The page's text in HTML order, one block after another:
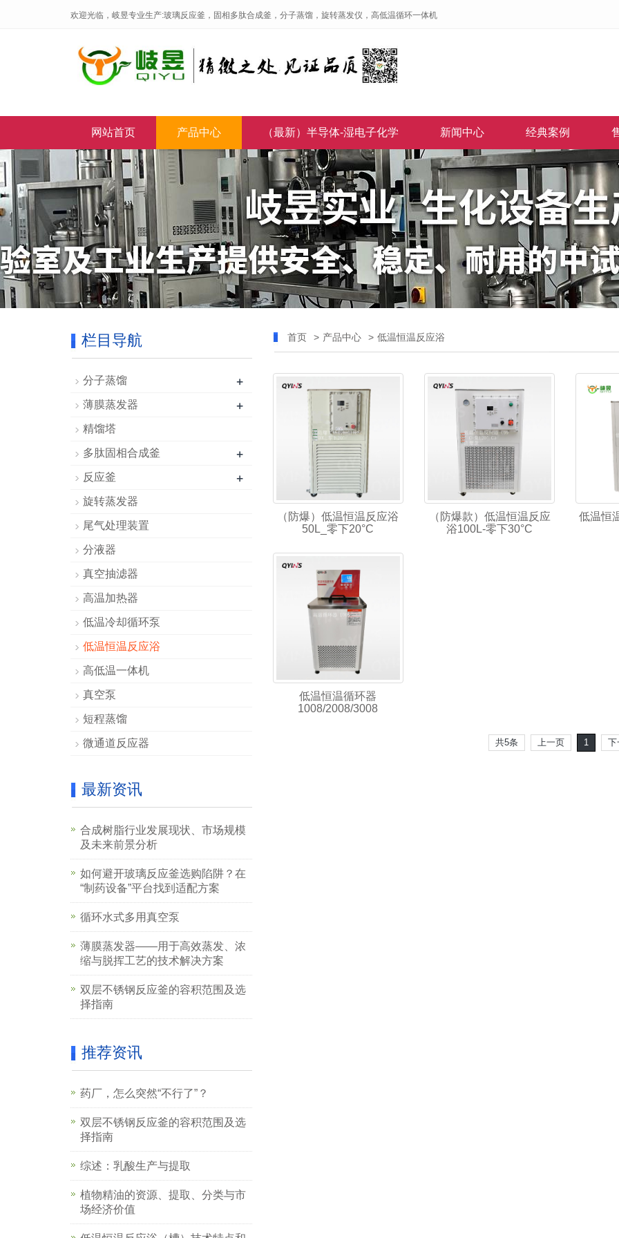
欢迎光临，岐昱专业生产:玻璃反应釜，固相多肽合成釜，分子蒸馏，旋转蒸发仪，高低温循环一体机
网站首页 产品中心 （最新）半导体-湿电子化学 新闻中心 经典案例
首页 > 产品中心 > 低温恒温反应浴
（防爆）低温恒温反应浴
50L_零下20°C
（防爆款）低温恒温反应
浴100L-零下30°C
低温恒
低温恒温循环器
1008/2008/3008
共5条 上一页 1 下
栏目导航
分子蒸馏 +
薄膜蒸发器 +
精馏塔
多肽固相合成釜 +
反应釜 +
旋转蒸发器
尾气处理装置
分液器
真空抽滤器
高温加热器
低温冷却循环泵
低温恒温反应浴
高低温一体机
真空泵
短程蒸馏
微通道反应器
最新资讯
合成树脂行业发展现状、市场规模
及未来前景分析
如何避开玻璃反应釜选购陷阱？在
“制药设备”平台找到适配方案
循环水式多用真空泵
薄膜蒸发器——用于高效蒸发、浓
缩与脱挥工艺的技术解决方案
双层不锈钢反应釜的容积范围及选
择指南
推荐资讯
药厂，怎么突然“不行了”？
双层不锈钢反应釜的容积范围及选
择指南
综述：乳酸生产与提取
植物精油的资源、提取、分类与市
场经济价值